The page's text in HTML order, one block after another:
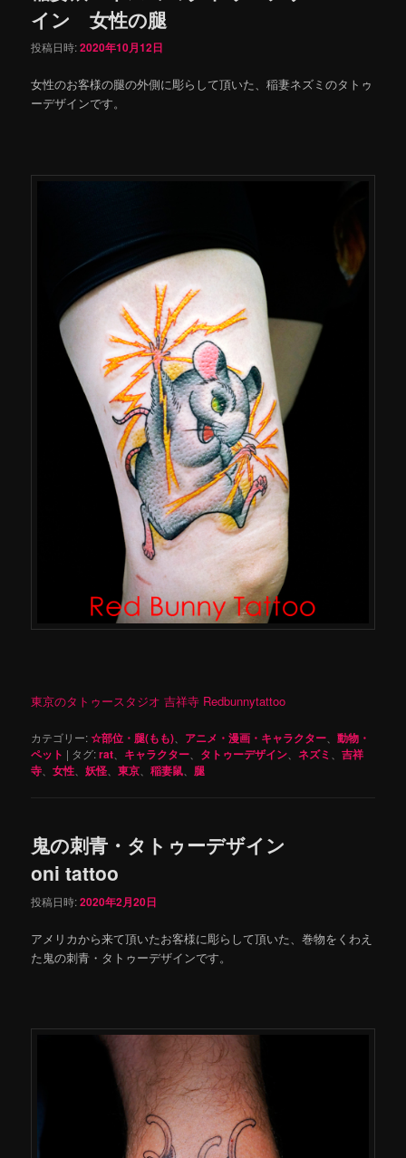
イン 女性の腿
投稿日時:2020年10月12日
女性のお客様の腿の外側に彫らして頂いた、稲妻ネズミのタトゥ
ーデザインです。
東京のタトゥースタジオ 吉祥寺 Redbunnytattoo
カテゴリー:☆部位・腿(もも) アニメ・漫画・キャラクター 、動物・
ペット | タグ:rat キャラクター タトゥーデザイン 、ネズミ 、吉祥
寺 、女性 、妖怪 、東京 、稲妻鼠 腿
鬼の刺青・タトゥーデザイン
oni tattoo
投稿日時:2020年2月20日
アメリカから来て頂いたお客様に彫らして頂いた、巻物をくわえ
た鬼の刺青・タトゥーデザインです。